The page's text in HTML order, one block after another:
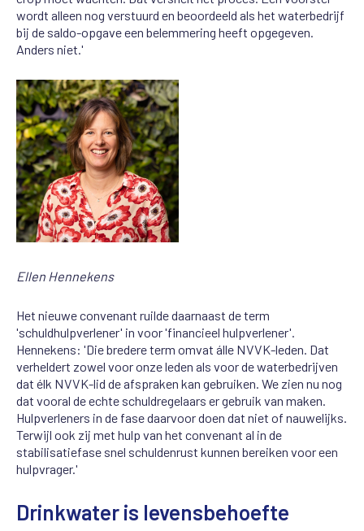
wordt alleen nog verstuurd en beoordeeld als het waterbedrijf
bij de saldo-opgave een belemmering heeft opgegeven.
Anders niet.'
Ellen Hennekens
Het nieuwe convenant ruilde daarnaast de term
'schuldhulpverlener' in voor 'financieel hulpverlener'.
Hennekens: 'Die bredere term omvat álle NVVK-leden. Dat
verheldert zowel voor onze leden als voor de waterbedrijven
dat élk NVVK-lid de afspraken kan gebruiken. We zien nu nog
dat vooral de echte schuldregelaars er gebruik van maken.
Hulpverleners in de fase daarvoor doen dat niet of nauwelijks.
Terwijl ook zij met hulp van het convenant al in de
stabilisatiefase snel schuldenrust kunnen bereiken voor een
hulpvrager.'
Drinkwater is levensbehoefte